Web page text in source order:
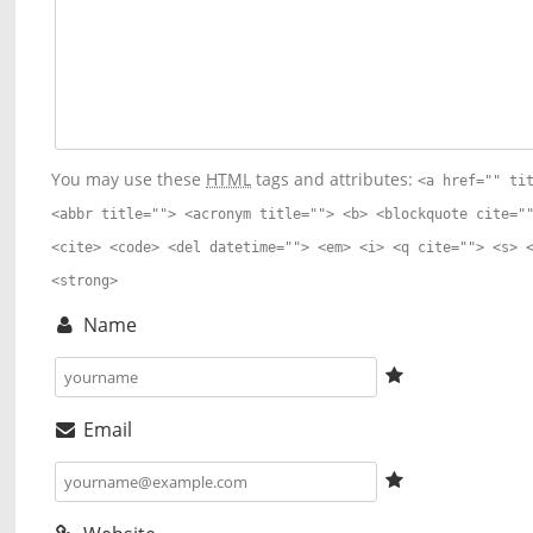
You may use these HTML tags and attributes:<a href=""
<abbr title=""> <acronym title=""> <b> <blockquote
<cite> <code> <del datetime=""> <em> <i> <q cite=""> <s>
<strong>
Name
Email